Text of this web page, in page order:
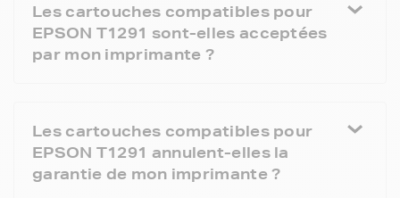
Les cartouches compatibles pour
EPSON T1291 sont-elles acceptées
par mon imprimante ?
Les cartouches compatibles pour
EPSON T1291 annulent-elles la
garantie de mon imprimante ?